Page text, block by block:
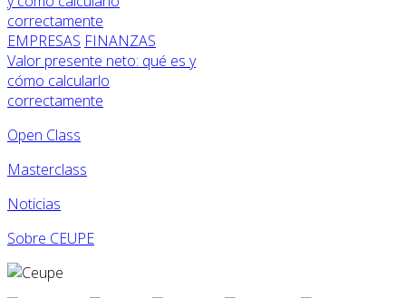
EMPRESAS FINANZAS
Valor presente neto: qué es y
cómo calcularlo
correctamente
Open Class
Masterclass
Noticias
Sobre CEUPE